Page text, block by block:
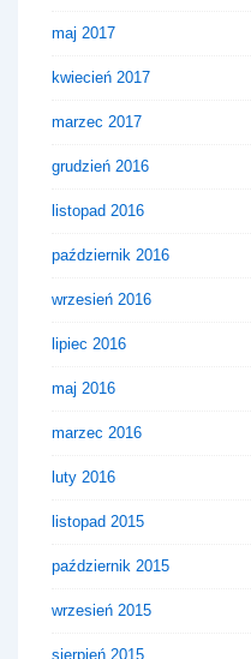
maj 2017
kwiecień 2017
marzec 2017
grudzień 2016
listopad 2016
październik 2016
wrzesień 2016
lipiec 2016
maj 2016
marzec 2016
luty 2016
listopad 2015
październik 2015
wrzesień 2015
sierpień 2015